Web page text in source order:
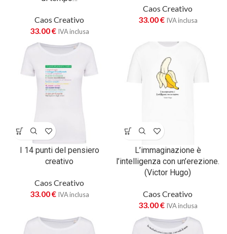
Caos Creativo
33.00€ IVA inclusa
Caos Creativo
33.00€ IVA inclusa
I 14 punti del pensiero
creativo
Caos Creativo
33.00€ IVA inclusa
L’immaginazione è
l’intelligenza con un’erezione.
(Victor Hugo)
Caos Creativo
33.00€ IVA inclusa